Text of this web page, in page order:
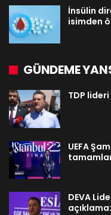
İnsülin
isimden
GÜNDEME
TDP
UEFA
DEVA